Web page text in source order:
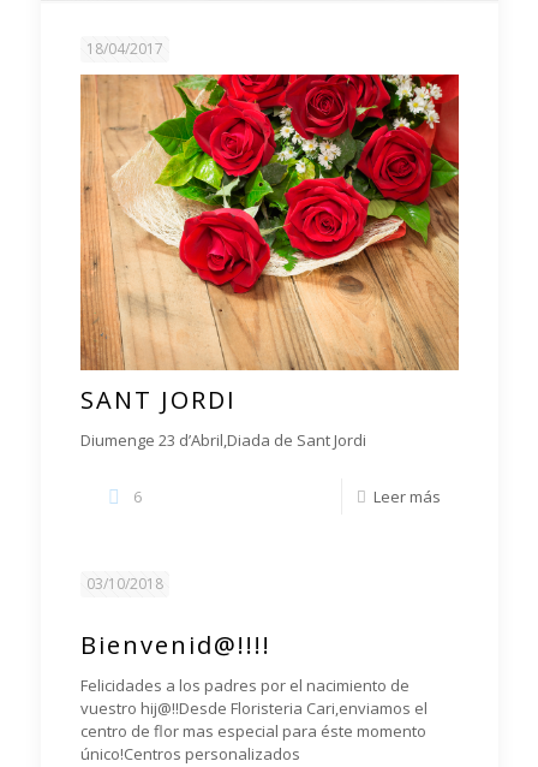
18/04/2017
SANT JORDI
Diumenge 23 d’Abril,Diada de Sant Jordi
6 Leer más
03/10/2018
Bienvenid@!!!!
Felicidades a los padres por el nacimiento de
vuestro hij@!!Desde Floristeria Cari,enviamos el
centro de flor mas especial para éste momento
único!Centros personalizados